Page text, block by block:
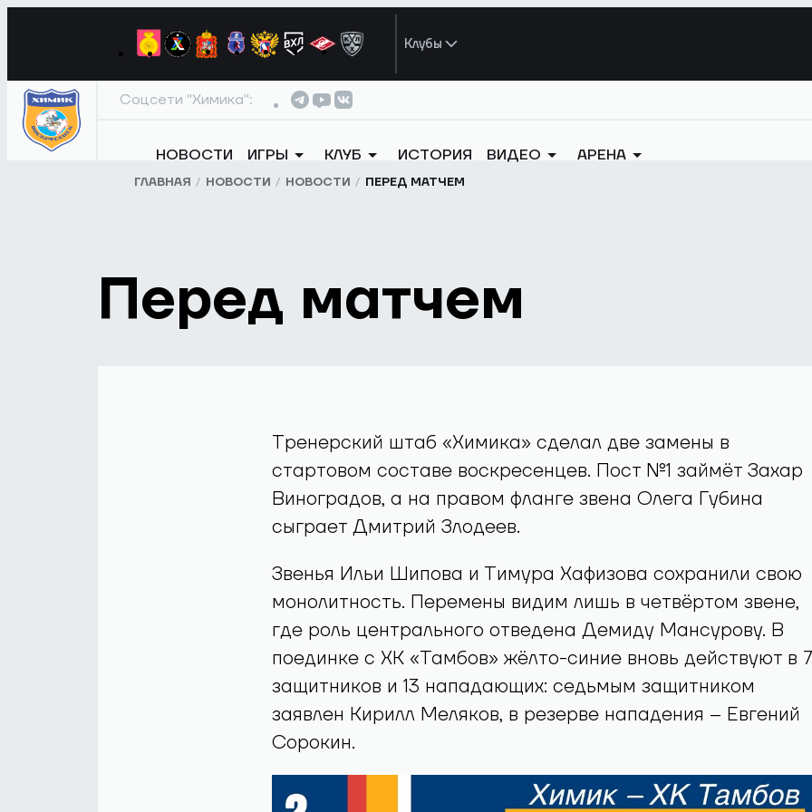
Клубы
Соцсети "Химика":
НОВОСТИ ИГРЫ КЛУБ ИСТОРИЯ ВИДЕО АРЕНА
ГЛАВНАЯ НОВОСТИ НОВОСТИ ПЕРЕД МАТЧЕМ
Перед матчем
Тренерский штаб «Химика» сделал две замены в
стартовом составе воскресенцев. Пост №1 займёт Захар
Виноградов, а на правом фланге звена Олега Губина
сыграет Дмитрий Злодеев.
Звенья Ильи Шипова и Тимура Хафизова сохранили свою
монолитность. Перемены видим лишь в четвёртом звене,
где роль центрального отведена Демиду Мансурову. В
поединке с ХК «Тамбов» жёлто-синие вновь действуют в 7
защитников и 13 нападающих: седьмым защитником
заявлен Кирилл Меляков, в резерве нападения – Евгений
Сорокин.